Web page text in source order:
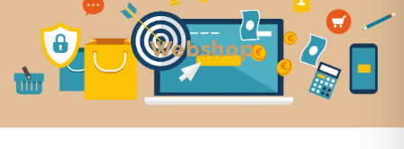
Multishop
Multilanguage
Webshop